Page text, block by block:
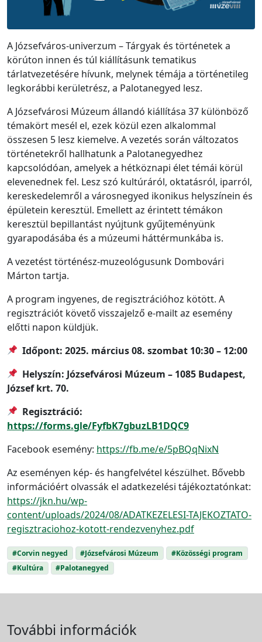
A Józsefváros-univerzum – Tárgyak és történetek a
körúton innen és túl kiállításunk tematikus
tárlatvezetésére hívunk, melynek témája a történetileg
legkorábbi kerületrész, a Palotanegyed lesz.
A Józsefvárosi Múzeum állandó kiállítása 37 különböző
témakört mesél el, ezek közül ezen alkalommal
összesen 5 lesz kiemelve. A vezetés során változatos
történetekről hallhatunk a Palotanegyedhez
kapcsolódóan, amelyek a hétköznapi élet témái körül
elevenednek fel. Lesz szó kultúráról, oktatásról, iparról,
kereskedelemről a városnegyed ikonikus helyszínein és
épületein keresztül. Emellett az érintett témákon
keresztül bepillantást nyújtunk gyűjteményünk
gyarapodásába és a múzeumi háttérmunkába is.
A vezetést történész-muzeológusunk Dombovári
Márton tartja.
A program ingyenes, de regisztrációhoz kötött. A
regisztrációt követő visszajelző e-mailt az esemény
előtti napon küldjük.
Időpont: 2025. március 08. szombat 10:30 – 12:00
Helyszín: Józsefvárosi Múzeum – 1085 Budapest,
József krt. 70.
Regisztráció:
https://forms.gle/FyfbK7gbuzLB1DQC9
Facebook esemény: https://fb.me/e/5pBQqNixN
Az eseményen kép- és hangfelvétel készülhet. Bővebb
információért olvassák el adatkezelési tájékoztatónkat:
https://jkn.hu/wp-
content/uploads/2024/08/ADATKEZELESI-TAJEKOZTATO-
regisztraciohoz-kotott-rendezvenyhez.pdf
#Corvin negyed #Józsefvárosi Múzeum
#Közösségi program
#Kultúra
#Palotanegyed
További információk